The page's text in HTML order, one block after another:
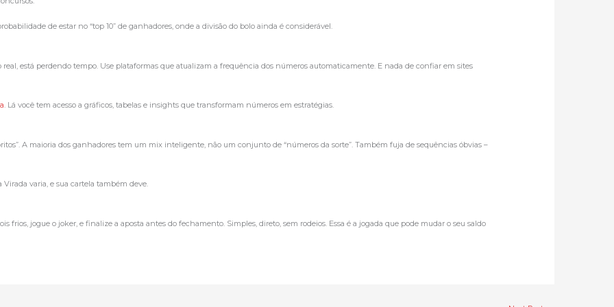
de estar no “top 10” de ganhadores, onde a divisão do bolo ainda é considerável.
está perdendo tempo. Use plataformas que atualizam a frequência dos números automaticamente. E nada de confiar em sites
. Lá você tem acesso a gráficos, tabelas e insights que transformam números em estratégias.
A maioria dos ganhadores tem um mix inteligente, não um conjunto de “números da sorte”. Também fuja de sequências óbvias –
varia, e sua cartela também deve.
frios, jogue o joker, e finalize a aposta antes do fechamento. Simples, direto, sem rodeios. Essa é a jogada que pode mudar o seu saldo